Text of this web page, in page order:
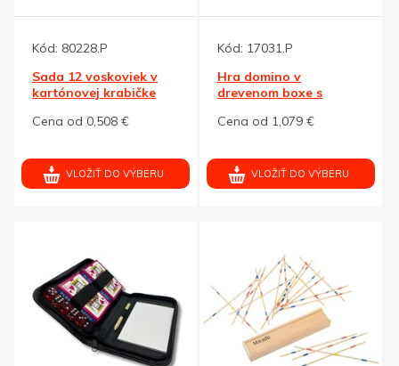
Kód: 80228.P
Sada 12 voskoviek v
kartónovej krabičke
Cena od 0,508 €
VLOŽIŤ DO VÝBERU
Kód: 17031.P
Hra domino v
drevenom boxe s
Cena od 1,079 €
VLOŽIŤ DO VÝBERU